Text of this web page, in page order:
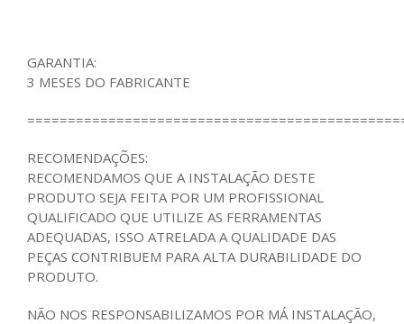
GARANTIA:
3 MESES DO FABRICANTE
RECOMENDAÇÕES:
RECOMENDAMOS QUE A INSTALAÇÃO DESTE
PRODUTO SEJA FEITA POR UM PROFISSIONAL
QUALIFICADO QUE UTILIZE AS FERRAMENTAS
ADEQUADAS, ISSO ATRELADA A QUALIDADE DAS
PEÇAS CONTRIBUEM PARA ALTA DURABILIDADE DO
PRODUTO.
NÃO NOS RESPONSABILIZAMOS POR MÁ INSTALAÇÃO,